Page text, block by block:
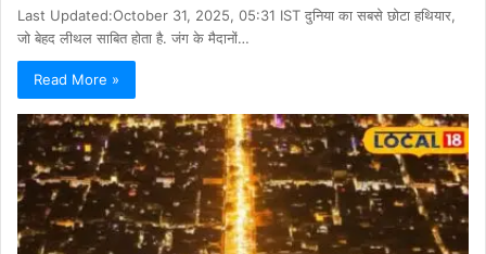
Last Updated:October 31, 2025, 05:31 IST दुनिया का सबसे छोटा हथियार,
जो बेहद लीथल साबित होता है. जंग के मैदानों…
Read More »